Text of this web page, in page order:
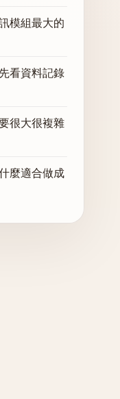
模組最大的
看資料記錄
很大很複雜
麼適合做成